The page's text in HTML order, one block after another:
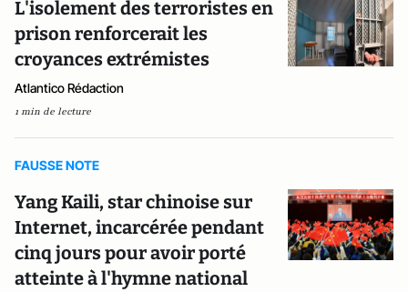
L'isolement des terroristes en
prison renforcerait les
croyances extrémistes
Atlantico Rédaction
1 min de lecture
FAUSSE NOTE
Yang Kaili, star chinoise sur
Internet, incarcérée pendant
cinq jours pour avoir porté
atteinte à l'hymne national